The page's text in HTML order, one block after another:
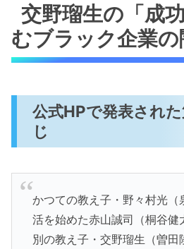
交野瑠生の「成
むブラック企業の
公式HPで発表され
じ
かつての教え子・野々村光（
活を始めた赤山誠司（桐谷健
別の教え子・交野瑠生（曽